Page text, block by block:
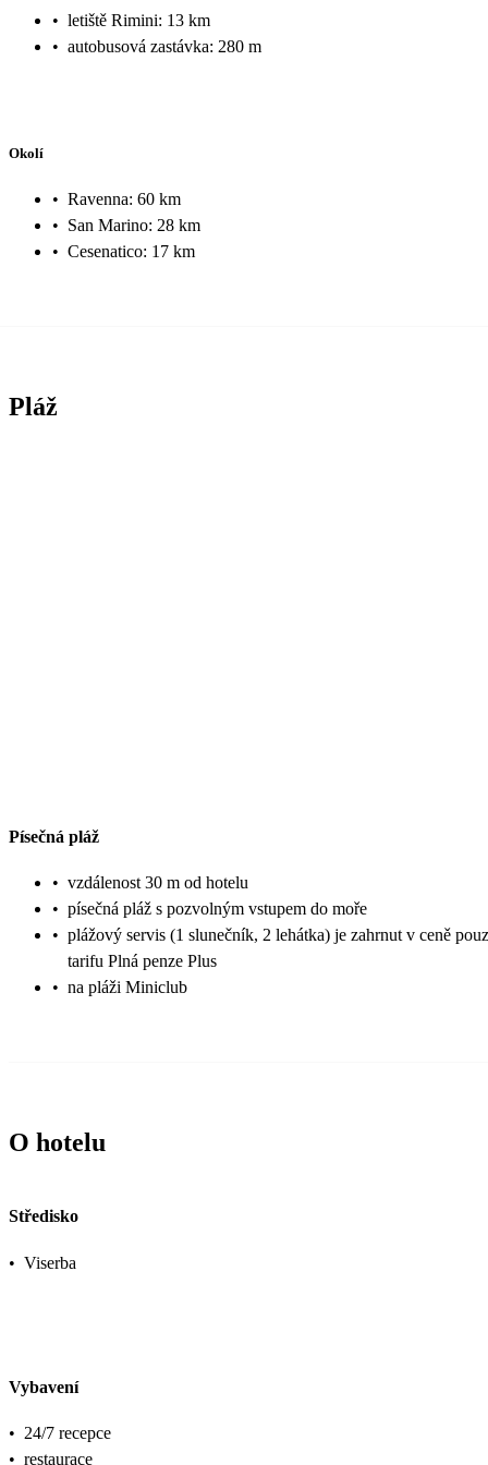
• letiště Rimini: 13 km
• autobusová zastávka: 280 m
Okolí
• Ravenna: 60 km
• San Marino: 28 km
• Cesenatico: 17 km
Pláž
Písečná pláž
• vzdálenost 30 m od hotelu
• písečná pláž s pozvolným vstupem do moře
• plážový servis (1 slunečník, 2 lehátka) je zahrnut v ceně
tarifu Plná penze Plus
• na pláži Miniclub
O hotelu
Středisko
• Viserba
Vybavení
• 24/7 recepce
• restaurace